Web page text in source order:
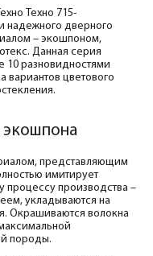
Техно 715-
надежного дверного
– экошпоном,
Данная серия
10 разновидностями
вариантов цветового
экошпона
представляющим
имитирует
процессу производства –
укладываются на
Окрашиваются волокна
породы.